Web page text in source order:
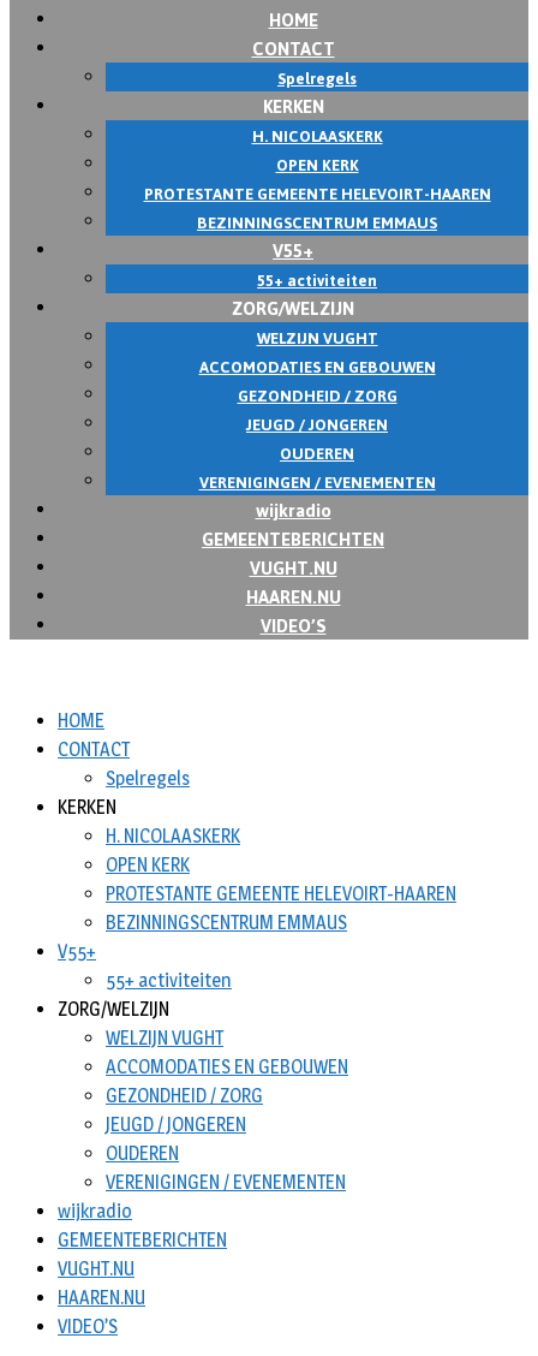
HOME
CONTACT
Spelregels
KERKEN
H. NICOLAASKERK
OPEN KERK
PROTESTANTE GEMEENTE HELEVOIRT-HAAREN
BEZINNINGSCENTRUM EMMAUS
V55+
55+ activiteiten
ZORG/WELZIJN
WELZIJN VUGHT
ACCOMODATIES EN GEBOUWEN
GEZONDHEID / ZORG
JEUGD / JONGEREN
OUDEREN
VERENIGINGEN / EVENEMENTEN
wijkradio
GEMEENTEBERICHTEN
VUGHT.NU
HAAREN.NU
VIDEO’S
HOME
CONTACT
Spelregels
KERKEN
H. NICOLAASKERK
OPEN KERK
PROTESTANTE GEMEENTE HELEVOIRT-HAAREN
BEZINNINGSCENTRUM EMMAUS
V55+
55+ activiteiten
ZORG/WELZIJN
WELZIJN VUGHT
ACCOMODATIES EN GEBOUWEN
GEZONDHEID / ZORG
JEUGD / JONGEREN
OUDEREN
VERENIGINGEN / EVENEMENTEN
wijkradio
GEMEENTEBERICHTEN
VUGHT.NU
HAAREN.NU
VIDEO’S